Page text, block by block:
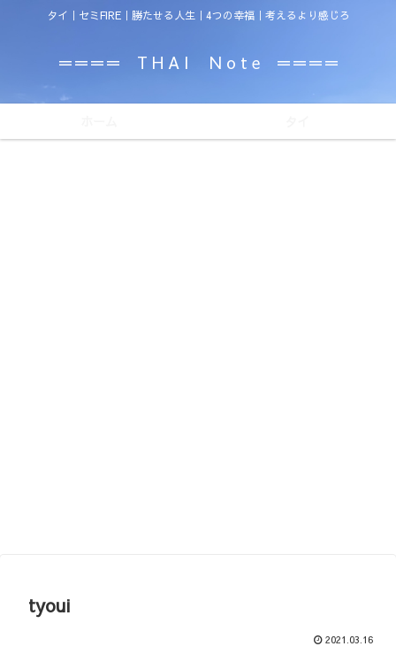
タイ｜セミFIRE｜勝たせる人生｜4つの幸福｜考えるより感じろ
＝＝＝＝ T H A I N o t e ＝＝＝＝
tyoui
2021.03.16